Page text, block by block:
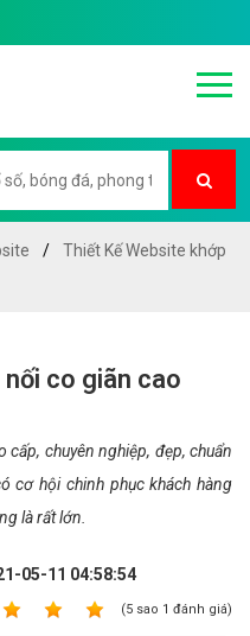
Thiết Kế Website khớp
co giãn cao
chuyên nghiệp, đẹp, chuẩn
cơ hội chinh phục khách hàng
là rất lớn.
05-11 04:58:54
(5 sao 1 đánh giá)